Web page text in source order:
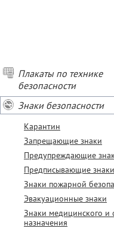
Плакаты по технике
безопасности
Знаки безопасности
Карантин
Запрещающие знаки
Предупреждающие
Предписывающие знаки
Знаки пожарной
Эвакуационные знаки
Знаки медицинского и
назначения